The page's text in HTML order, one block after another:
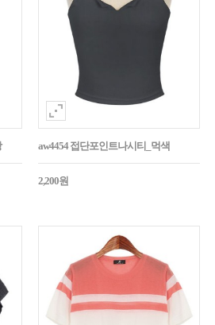
aw4454 접단포인트나시티_먹색
2,200원